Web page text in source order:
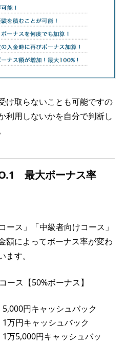
け取らないことも可能ですの
利用しないかを自分で判断し
最大ボーナス率
ース」「中級者向けコース」
額によってボーナス率が変わ
す。
ース【50%ボーナス】
円キャッシュバック
円キャッシュバック
5,000円キャッシュバッ